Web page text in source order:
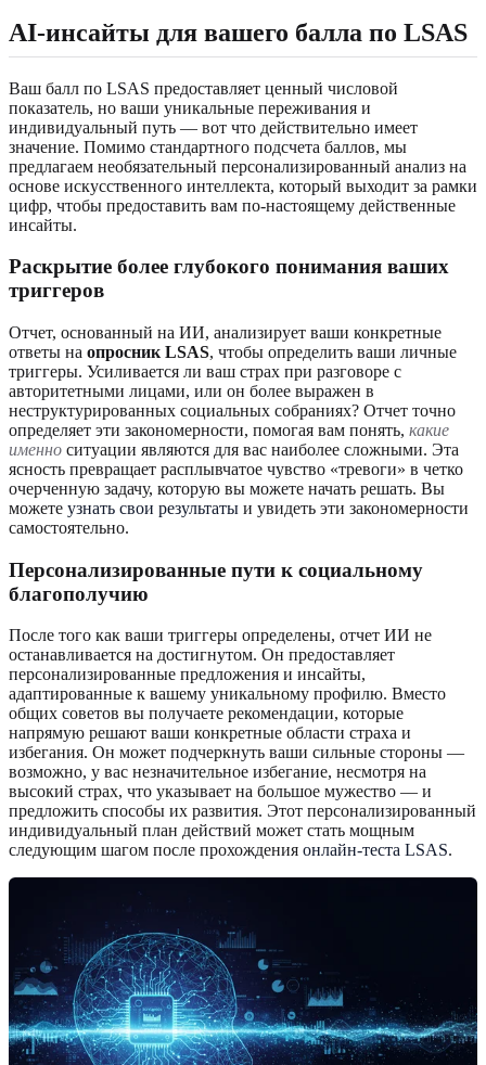
AI-инсайты для вашего балла по LSAS
Ваш балл по LSAS предоставляет ценный числовой
показатель, но ваши уникальные переживания и
индивидуальный путь — вот что действительно имеет
значение. Помимо стандартного подсчета баллов, мы
предлагаем необязательный персонализированный анализ на
основе искусственного интеллекта, который выходит за рамки
цифр, чтобы предоставить вам по-настоящему действенные
инсайты.
Раскрытие более глубокого понимания ваших
триггеров
Отчет, основанный на ИИ, анализирует ваши конкретные
ответы на опросник LSAS, чтобы определить ваши личные
триггеры. Усиливается ли ваш страх при разговоре с
авторитетными лицами, или он более выражен в
неструктурированных социальных собраниях? Отчет точно
определяет эти закономерности, помогая вам понять, какие
именно ситуации являются для вас наиболее сложными. Эта
ясность превращает расплывчатое чувство «тревоги» в четко
очерченную задачу, которую вы можете начать решать. Вы
можете узнать свои результаты и увидеть эти закономерности
самостоятельно.
Персонализированные пути к социальному
благополучию
После того как ваши триггеры определены, отчет ИИ не
останавливается на достигнутом. Он предоставляет
персонализированные предложения и инсайты,
адаптированные к вашему уникальному профилю. Вместо
общих советов вы получаете рекомендации, которые
напрямую решают ваши конкретные области страха и
избегания. Он может подчеркнуть ваши сильные стороны —
возможно, у вас незначительное избегание, несмотря на
высокий страх, что указывает на большое мужество — и
предложить способы их развития. Этот персонализированный
индивидуальный план действий может стать мощным
следующим шагом после прохождения онлайн-теста LSAS.